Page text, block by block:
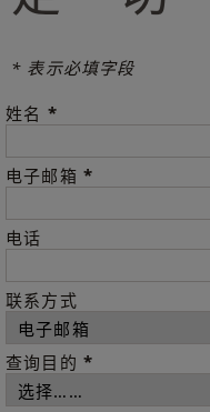
* 表示必填字段
姓名 *
电子邮箱 *
电话
联系方式
查询目的 *